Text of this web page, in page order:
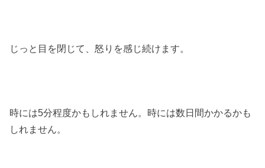
じっと目を閉じて、怒りを感じ続けます。
時には5分程度かもしれません。時には数日間かかるかも
しれません。